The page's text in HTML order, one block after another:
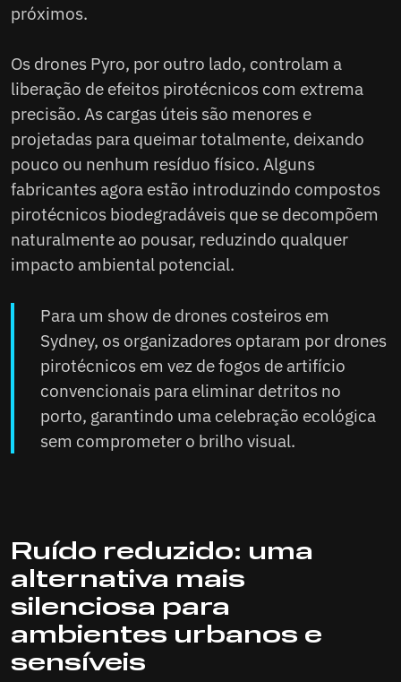
próximos.
Os drones Pyro, por outro lado, controlam a
liberação de efeitos pirotécnicos com extrema
precisão. As cargas úteis são menores e
projetadas para queimar totalmente, deixando
pouco ou nenhum resíduo físico. Alguns
fabricantes agora estão introduzindo compostos
pirotécnicos biodegradáveis que se decompõem
naturalmente ao pousar, reduzindo qualquer
impacto ambiental potencial.
Para um show de drones costeiros em
Sydney, os organizadores optaram por drones
pirotécnicos em vez de fogos de artifício
convencionais para eliminar detritos no
porto, garantindo uma celebração ecológica
sem comprometer o brilho visual.
Ruído reduzido: uma
alternativa mais
silenciosa para
ambientes urbanos e
sensíveis